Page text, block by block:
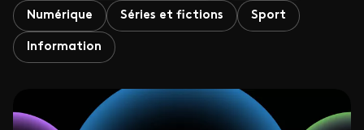
Numérique Séries et fictions Sport
Information